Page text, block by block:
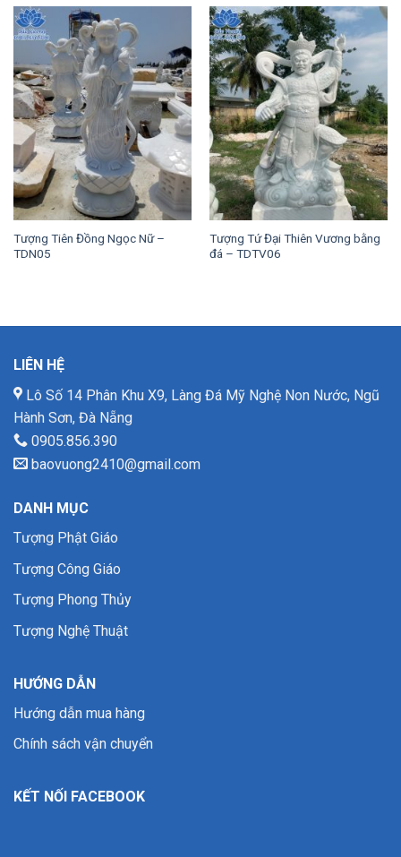
Tượng Tiên Đồng Ngọc Nữ –
TDN05
Tượng Tứ Đại Thiên Vương bằng
đá – TDTV06
LIÊN HỆ
Lô Số 14 Phân Khu X9, Làng Đá Mỹ Nghệ Non Nước, Ngũ
Hành Sơn, Đà Nẵng
0905.856.390
baovuong2410@gmail.com
DANH MỤC
Tượng Phật Giáo
Tượng Công Giáo
Tượng Phong Thủy
Tượng Nghệ Thuật
HƯỚNG DẪN
Hướng dẫn mua hàng
Chính sách vận chuyển
KẾT NỐI FACEBOOK